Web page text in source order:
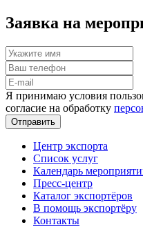
Заявка на
Я принимаю условия
согласие на обработку
Отправить
Центр экспорта
Список услуг
Календарь
Пресс-центр
Каталог экспортёров
В помощь экспортёру
Контакты